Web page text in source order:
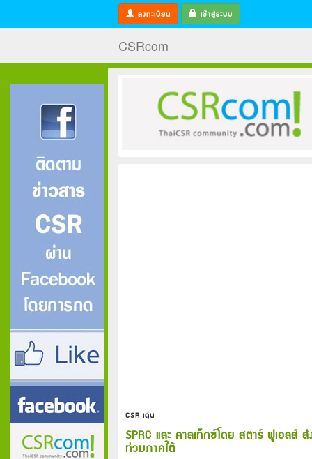
ลงทะเบียน เข้าสู่ระบบ
CSRcom
CSR เด่น
SPRC และ คาลเท็กซ์โดย สตาร์ ฟูเอลส์
ท่วมภาคใต้